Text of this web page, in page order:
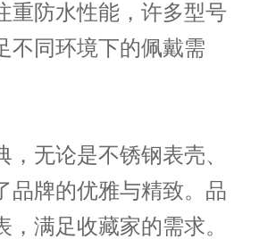
重防水性能，许多型号
不同环境下的佩戴需
无论是不锈钢表壳、
品牌的优雅与精致。品
满足收藏家的需求。